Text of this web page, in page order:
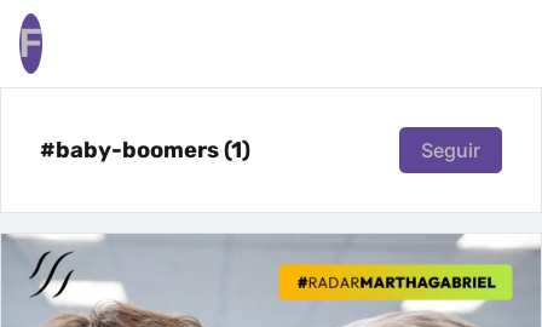
F
#baby-boomers (1) Seguir